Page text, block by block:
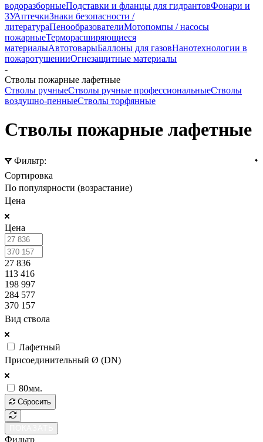
водоразборныеПодставки и фланцы для гидрантовФонари и
ЗУАптечкиЗнаки безопасности /
литератураПенообразователиМотопомпы / насосы
пожарныеТерморасширяющиеся
материалыАвтотоварыБаллоны для газовНанотехнологии в
пожаротушенииОгнезащитные материалы
-
Стволы пожарные лафетные
Стволы ручныеСтволы ручные профессиональныеСтволы
воздушно-пенныеСтволы торфянные
Стволы пожарные лафетные
Фильтр:
Сортировка
По популярности (возрастание)
Цена
Цена
27 836
113 416
198 997
284 577
370 157
Вид ствола
Лафетный
Присоединительный Ø (DN)
80мм.
Сбросить
Фильтр